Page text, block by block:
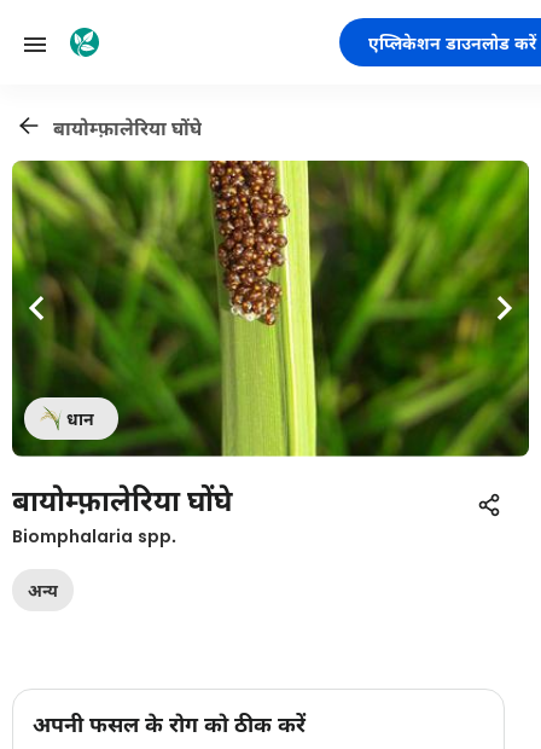
एप्लिकेशन डाउनलोड करें
बायोम्फ़ालेरिया घोंघे
धान
बायोम्फ़ालेरिया घोंघे
Biomphalaria spp.
अन्य
अपनी फसल के रोग को ठीक करें